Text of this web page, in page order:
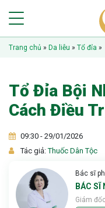
Trang chủ » Da liễu » Tổ đỉa »
Tổ Đỉa Bội
Cách Điều
09:30 - 29/01/2026
Tác giả:Thuốc Dân Tộc
Bác sĩ
BÁC SĨ
Giám